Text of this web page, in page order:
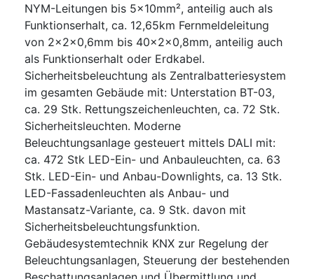
NYM-Leitungen bis 5x10mm², anteilig auch als
Funktionserhalt, ca. 12,65km Fernmeldeleitung
von 2x2x0,6mm bis 40x2x0,8mm, anteilig auch
als Funktionserhalt oder Erdkabel.
Sicherheitsbeleuchtung als Zentralbatteriesystem
im gesamten Gebäude mit: Unterstation BT-03,
ca. 29 Stk. Rettungszeichenleuchten, ca. 72 Stk.
Sicherheitsleuchten. Moderne
Beleuchtungsanlage gesteuert mittels DALI mit:
ca. 472 Stk LED-Ein- und Anbauleuchten, ca. 63
Stk. LED-Ein- und Anbau-Downlights, ca. 13 Stk.
LED-Fassadenleuchten als Anbau- und
Mastansatz-Variante, ca. 9 Stk. davon mit
Sicherheitsbeleuchtungsfunktion.
Gebäudesystemtechnik KNX zur Regelung der
Beleuchtungsanlagen, Steuerung der bestehenden